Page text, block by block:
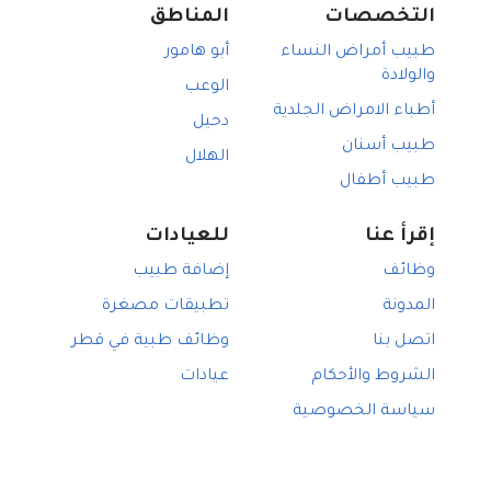
سيجنا يدعم تأمين جراحو العظام
التخصصات
طبيب أمراض النساء
والولادة
أطباء الامراض الجلدية
طبيب أسنان
طبيب أطفال
المناطق
أبو هامور
الوعب
دحيل
الهلال
إقرأ عنا
وظائف
المدونة
اتصل بنا
الشروط والأحكام
سياسة الخصوصية
للعيادات
إضافة طبيب
تطبيقات مصغرة
وظائف طبية في قطر
عيادات